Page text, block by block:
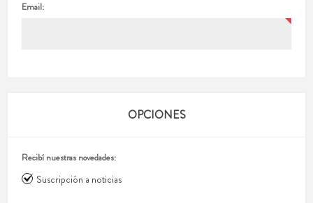
Email:
OPCIONES
Recibí nuestras novedades:
Suscripción a noticias